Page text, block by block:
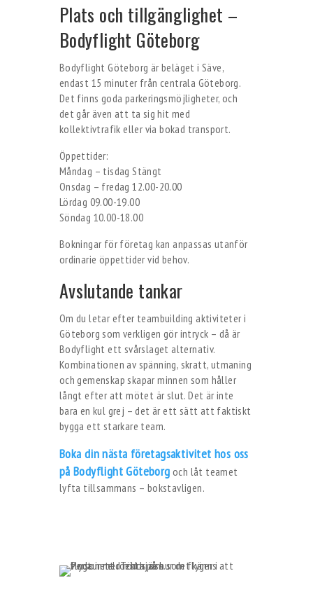
Plats och tillgänglighet –
Bodyflight Göteborg
Bodyflight Göteborg är beläget i Säve,
endast 15 minuter från centrala Göteborg.
Det finns goda parkeringsmöjligheter, och
det går även att ta sig hit med
kollektivtrafik eller via bokad transport.
Öppettider:
Måndag – tisdag Stängt
Onsdag – fredag 12.00-20.00
Lördag 09.00-19.00
Söndag 10.00-18.00
Bokningar för företag kan anpassas utanför
ordinarie öppettider vid behov.
Avslutande tankar
Om du letar efter teambuilding aktiviteter i
Göteborg som verkligen gör intryck – då är
Bodyflight ett svårslaget alternativ.
Kombinationen av spänning, skratt, utmaning
och gemenskap skapar minnen som håller
långt efter att mötet är slut. Det är inte
bara en kul grej – det är ett sätt att faktiskt
bygga ett starkare team.
Boka din nästa företagsaktivitet hos oss
på Bodyflight Göteborg och låt teamet
lyfta tillsammans – bokstavligen.